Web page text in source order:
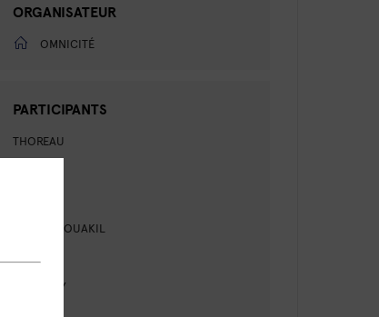
ORGANISATEUR
OMNICITÉ
PARTICIPANTS
THOREAU
LAËTITIA OUAKIL
NACHURY